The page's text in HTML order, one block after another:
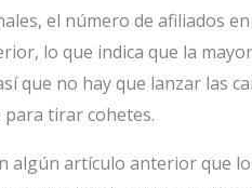
el número de afiliados
lo que indica que la
que no hay que lanzar las
tirar cohetes.
algún artículo anterior que